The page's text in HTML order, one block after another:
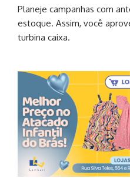
Planeje campanhas com
estoque. Assim, você
turbina caixa.